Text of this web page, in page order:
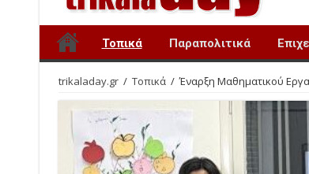
Τοπικά Παραπολιτικά
trikaladay.gr / Τοπικά / Έναρξη Μαθηματικού